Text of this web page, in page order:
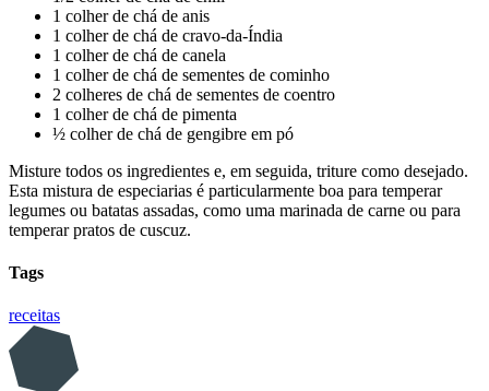
1 colher de chá de anis
1 colher de chá de cravo-da-Índia
1 colher de chá de canela
1 colher de chá de sementes de cominho
2 colheres de chá de sementes de coentro
1 colher de chá de pimenta
½ colher de chá de gengibre em pó
Misture todos os ingredientes e, em seguida, triture como desejado.
Esta mistura de especiarias é particularmente boa para temperar
legumes ou batatas assadas, como uma marinada de carne ou para
temperar pratos de cuscuz.
Tags
receitas